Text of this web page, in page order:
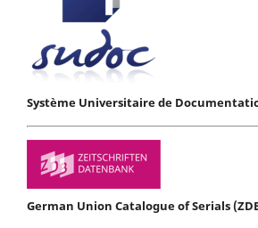
Système Universitaire de
German Union Catalogue of Serials